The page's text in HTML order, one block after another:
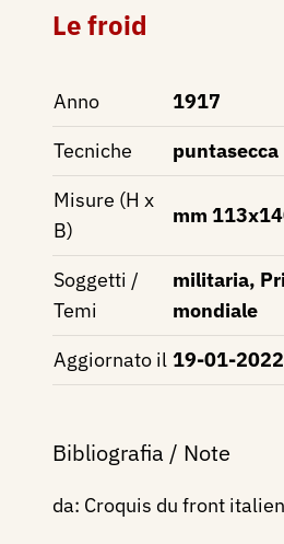
Le froid
Anno
1917
Tecniche
puntasecca
Misure (H x
B)
mm
Soggetti /
Temi
militaria,
mondiale
Aggiornato il 19-01-2022
Bibliografia / Note
da: Croquis du front italien